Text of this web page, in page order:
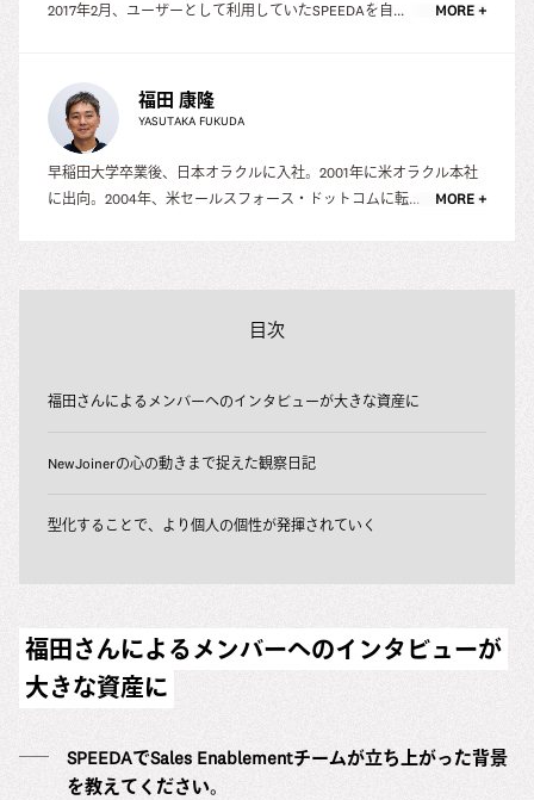
2017年2月、ユーザーとして利用していたSPEEDAを自...
MORE +
福田 康隆
YASUTAKA FUKUDA
早稲田大学卒業後、日本オラクルに入社。2001年に米オラクル本社
に出向。2004年、米セールスフォース・ドットコムに転...
MORE +
目次
福田さんによるメンバーへのインタビューが大きな資産に
NewJoinerの心の動きまで捉えた観察日記
型化することで、より個人の個性が発揮されていく
福田さんによるメンバーへのインタビューが
大きな資産に
SPEEDAでSales Enablementチームが立ち上がった背景
を教えてください。